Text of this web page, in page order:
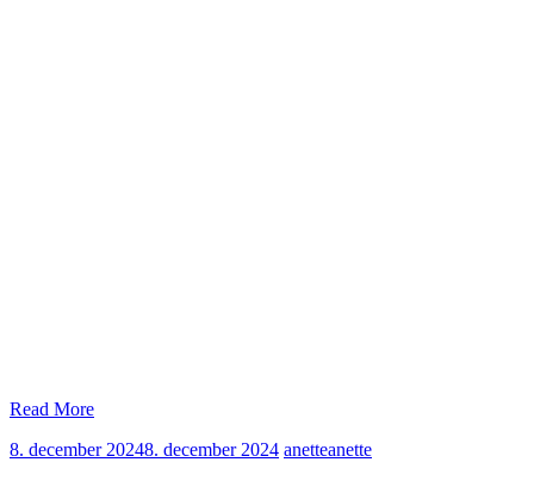
Read More
8. december 20248. december 2024 anetteanette